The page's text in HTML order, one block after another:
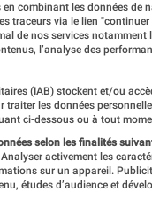
combinant les données de
traceurs via le lien "continuer
de nos services notamment
l’analyse des
(IAB) stockent et/ou
les données
ci-dessous ou à tout
selon les finalités
activement les
sur un appareil.
études d’audience et